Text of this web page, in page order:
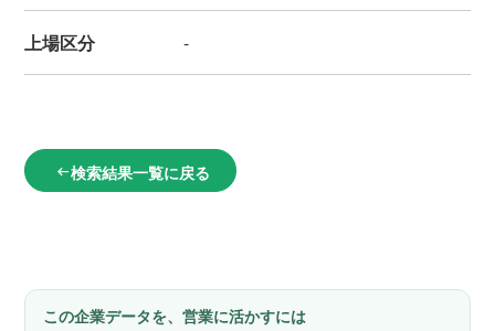
上場区分 -
arrow_left_alt検索結果一覧に戻る
この企業データを、営業に活かすには